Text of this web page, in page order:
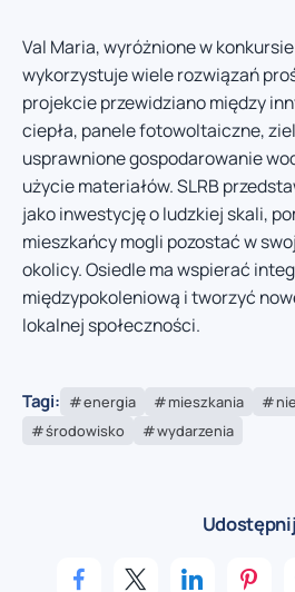
Val Maria, wyróżnione w
wykorzystuje wiele rozwiązań
projekcie przewidziano między
ciepła, panele fotowoltaiczne,
usprawnione gospodarowanie
użycie materiałów. SLRB
jako inwestycję o ludzkiej skali,
mieszkańcy mogli pozostać w
okolicy. Osiedle ma wspierać
międzypokoleniową i tworzyć
lokalnej społeczności.
Tagi: energia mieszkania
środowisko
wydarzenia
Udostępnij